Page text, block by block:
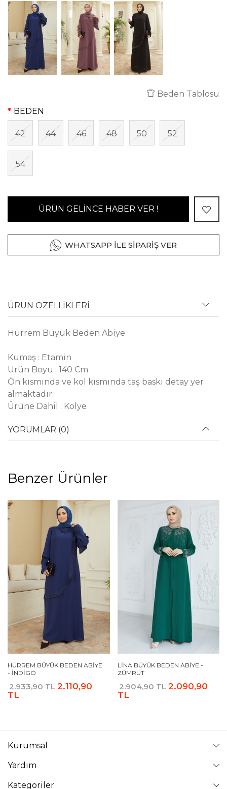
Beden Tablosu
BEDEN
42 44 46 48 50 52
54
ÜRÜN GELİNCE HABER VER !
WHATSAPP İLE SİPARİŞ VER
ÜRÜN ÖZELLİKLERİ
Hürrem Büyük Beden Abiye
Kumaş : Etamin
Ürün Boyu : 140 Cm
Ön kısmında ve kol kısmında taş baskı detay yer
almaktadır.
Ürüne Dahil : Kolye
YORUMLAR (0)
Benzer Ürünler
HÜRREM BÜYÜK BEDEN ABIYE
- İNDIGO
2.933,90 TL 2.110,90
TL
LINA BÜYÜK BEDEN ABIYE -
ZÜMRÜT
2.904,90 TL 2.090,90
TL
Kurumsal
Yardım
Kategoriler